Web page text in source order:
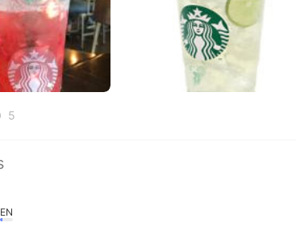
5
EN